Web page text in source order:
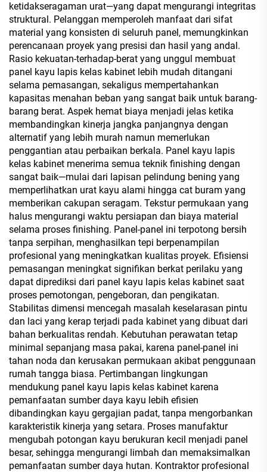
ketidakseragaman urat—yang dapat mengurangi integritas
struktural. Pelanggan memperoleh manfaat dari sifat
material yang konsisten di seluruh panel, memungkinkan
perencanaan proyek yang presisi dan hasil yang andal.
Rasio kekuatan-terhadap-berat yang unggul membuat
panel kayu lapis kelas kabinet lebih mudah ditangani
selama pemasangan, sekaligus mempertahankan
kapasitas menahan beban yang sangat baik untuk barang-
barang berat. Aspek hemat biaya menjadi jelas ketika
membandingkan kinerja jangka panjangnya dengan
alternatif yang lebih murah namun memerlukan
penggantian atau perbaikan berkala. Panel kayu lapis
kelas kabinet menerima semua teknik finishing dengan
sangat baik—mulai dari lapisan pelindung bening yang
memperlihatkan urat kayu alami hingga cat buram yang
memberikan cakupan seragam. Tekstur permukaan yang
halus mengurangi waktu persiapan dan biaya material
selama proses finishing. Panel-panel ini terpotong bersih
tanpa serpihan, menghasilkan tepi berpenampilan
profesional yang meningkatkan kualitas proyek. Efisiensi
pemasangan meningkat signifikan berkat perilaku yang
dapat diprediksi dari panel kayu lapis kelas kabinet saat
proses pemotongan, pengeboran, dan pengikatan.
Stabilitas dimensi mencegah masalah keselarasan pintu
dan laci yang kerap terjadi pada kabinet yang dibuat dari
bahan berkualitas rendah. Kebutuhan perawatan tetap
minimal sepanjang masa pakai, karena panel-panel ini
tahan noda dan kerusakan permukaan akibat penggunaan
rumah tangga biasa. Pertimbangan lingkungan
mendukung panel kayu lapis kelas kabinet karena
pemanfaatan sumber daya kayu lebih efisien
dibandingkan kayu gergajian padat, tanpa mengorbankan
karakteristik kinerja yang setara. Proses manufaktur
mengubah potongan kayu berukuran kecil menjadi panel
besar, sehingga mengurangi limbah dan memaksimalkan
pemanfaatan sumber daya hutan. Kontraktor profesional